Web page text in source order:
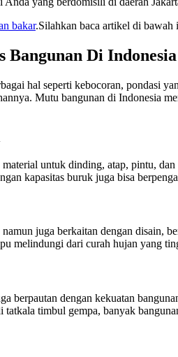
bakar.Silahkan baca artikel di bawah
Di Indonesia
hal seperti kebocoran, pondasi
Mutu bangunan di Indonesia
untuk dinding, atap, pintu,
kapasitas buruk juga bisa
juga berkaitan dengan disain,
melindungi dari curah hujan yang
berpautan dengan kekuatan
timbul gempa, banyak